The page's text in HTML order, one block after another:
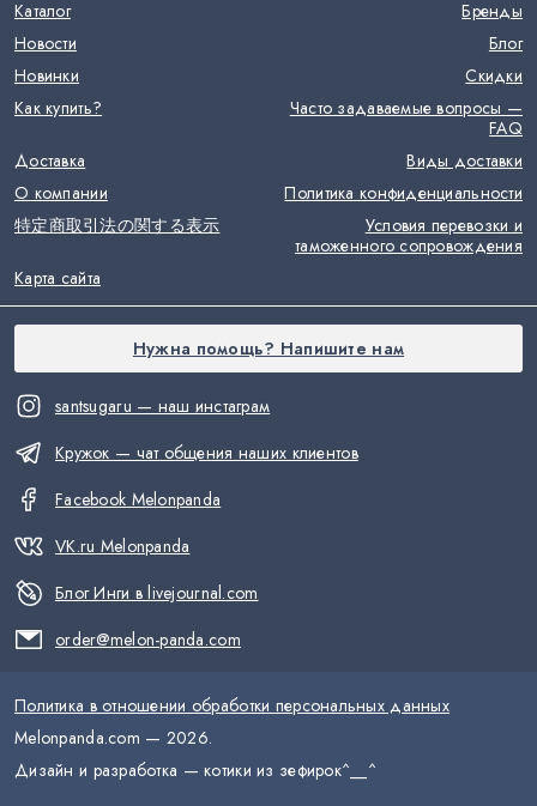
santsugaru — наш инстаграм
Кружок — чат общения наших клиентов
Facebook Melonpanda
VK.ru Melonpanda
Блог Инги в livejournal.com
order@melon-panda.com
Каталог
Бренды
Новости
Блог
Новинки
Скидки
Как купить?
Часто задаваемые вопросы —
FAQ
Доставка
Виды доставки
О компании
Политика конфиденциальности
特定商取引法の関する表示
Условия перевозки и
таможенного сопровождения
Карта сайта
Нужна помощь? Напишите нам
Политика в отношении обработки персональных данных
Melonpanda.com — 2026.
Дизайн и разработка — котики из зефирок^__^